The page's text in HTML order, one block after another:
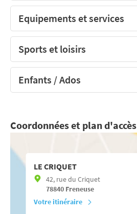
Equipements et services
Sports et loisirs
Enfants / Ados
Coordonnées et plan d'accès
LE CRIQUET
42, rue du Criquet
78840 Freneuse
Votre itinéraire